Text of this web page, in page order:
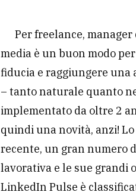
Per freelance,
media è un buon modo
fiducia e raggiungere una
– tanto naturale quanto
implementato da oltre 2
quindi una novità, anzi!
recente, un gran numero
lavorativa e le sue grandi
LinkedIn Pulse è